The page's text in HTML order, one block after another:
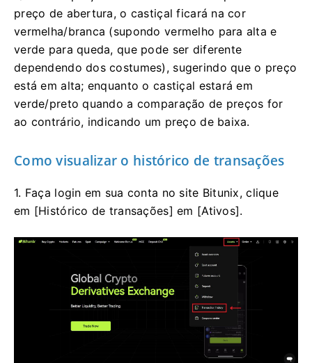
preço de abertura, o castiçal ficará na cor
vermelha/branca (supondo vermelho para alta e
verde para queda, que pode ser diferente
dependendo dos costumes), sugerindo que o preço
está em alta; enquanto o castiçal estará em
verde/preto quando a comparação de preços for
ao contrário, indicando um preço de baixa.
Como visualizar o histórico de transações
1. Faça login em sua conta no site Bitunix, clique
em [Histórico de transações] em [Ativos].